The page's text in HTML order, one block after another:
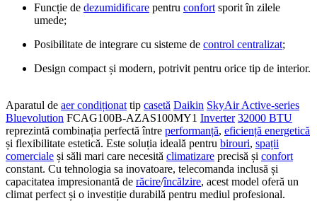
Funcție de dezumidificare pentru confort sporit în zilele
umede;
Posibilitate de integrare cu sisteme de control centralizat;
Design compact și modern, potrivit pentru orice tip de interior.
Aparatul de aer condiționat tip casetă Daikin SkyAir Active-series
Bluevolution FCAG100B-AZAS100MY1 Inverter 32000 BTU
reprezintă combinația perfectă între performanță, eficiență energetică
și flexibilitate estetică. Este soluția ideală pentru birouri, spații
comerciale și săli mari care necesită climatizare precisă și confort
constant. Cu tehnologia sa inovatoare, telecomanda inclusă și
capacitatea impresionantă de răcire/încălzire, acest model oferă un
climat perfect și o investiție durabilă pentru mediul profesional.